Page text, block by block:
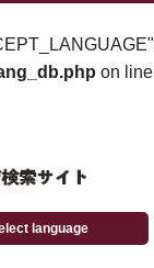
on line
language